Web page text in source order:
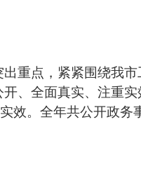
重点，紧紧围绕我
、全面真实、注重
效。全年共公开政务